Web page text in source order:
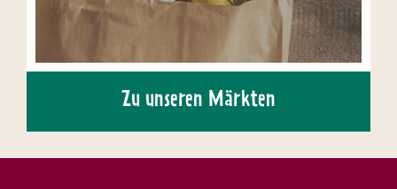
Zu unseren Märkten